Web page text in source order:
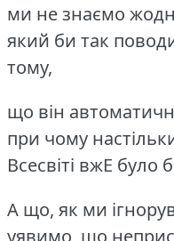
ми не знаємо
який би так
тому,
що він
при чому
Всесвіті вжЕ було
А що, як ми